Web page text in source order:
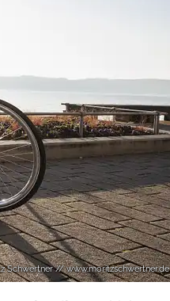
Schwertner // www.moritzschwertner.de